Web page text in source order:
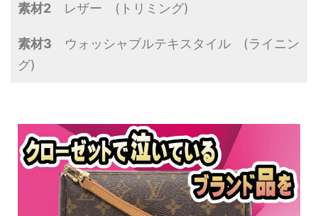
素材2 レザー (トリミング)
素材3 ウォッシャブルテキスタイル (ライニン
グ)